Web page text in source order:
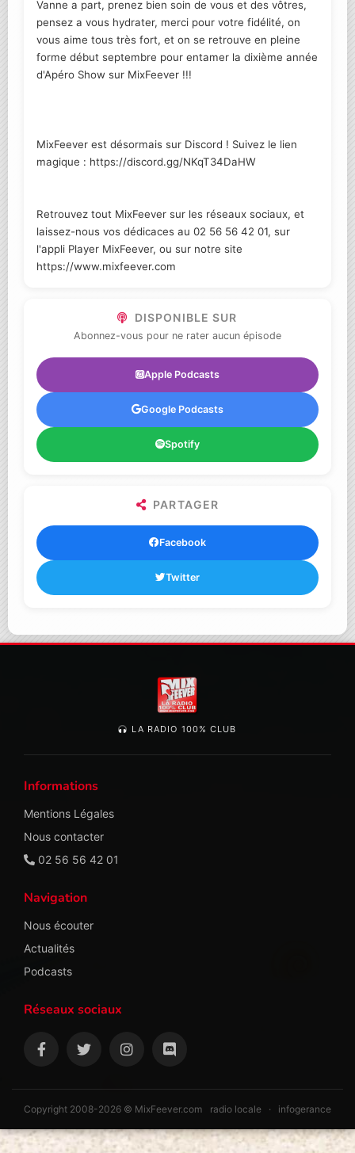
Vanne a part, prenez bien soin de vous et des vôtres,
pensez a vous hydrater, merci pour votre fidélité, on
vous aime tous très fort, et on se retrouve en pleine
forme début septembre pour entamer la dixième année
d'Apéro Show sur MixFeever !!!
MixFeever est désormais sur Discord ! Suivez le lien
magique : https://discord.gg/NKqT34DaHW
Retrouvez tout MixFeever sur les réseaux sociaux, et
laissez-nous vos dédicaces au 02 56 56 42 01, sur
l'appli Player MixFeever, ou sur notre site
https://www.mixfeever.com
DISPONIBLE SUR
Abonnez-vous pour ne rater aucun épisode
Apple Podcasts
Google Podcasts
Spotify
PARTAGER
Facebook
Twitter
LA RADIO 100% CLUB
Informations
Mentions Légales
Nous contacter
02 56 56 42 01
Navigation
Nous écouter
Actualités
Podcasts
Réseaux sociaux
Copyright 2008-2026 © MixFeever.com radio locale · infogerance